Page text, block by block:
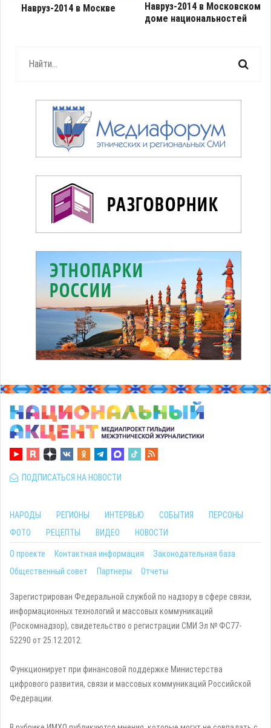
Навруз-2014 в Москве
Навруз-2014 в Московском
доме национальностей
ПОДПИСАТЬСЯ НА НОВОСТИ
НАРОДЫ РЕГИОНЫ ИНТЕРВЬЮ СОБЫТИЯ
ПЕРСОНЫ
ФОТО
РЕЦЕПТЫ ВИДЕО НОВОСТИ
О проекте Контактная информация
Законодательная база
Общественный совет
Партнеры Отчеты
Зарегистрирован Федеральной службой по надзору в сфере связи,
информационных технологий и массовых коммуникаций
(Роскомнадзор), свидетельство о регистрации СМИ Эл № ФС77-
52290 от 25.12.2012.
Функционирует при финансовой поддержке Министерства
цифрового развития, связи и массовых коммуникаций Российской
Федерации.